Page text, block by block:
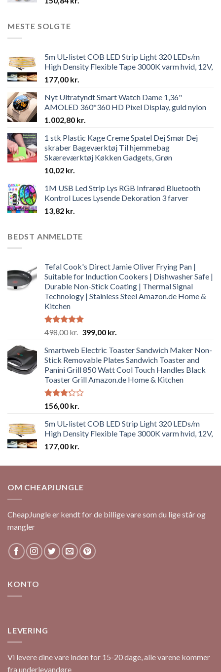
MESTE SOLGTE
5m UL-listet COB LED Strip Light 320 LEDs/m
High Density Flexible Tape 3000K varm hvid, 12V,
177,00 kr.
Nyt Ultratyndt Smart Watch Dame 1,36"
AMOLED 360*360 HD Pixel Display, guld nylon
1.002,80 kr.
1 stk Plastic Kage Creme Spatel Dej Smør Dej
skraber Bageværktøj Til hjemmebag
Skæreværktøj Køkken Gadgets, Grøn
10,02 kr.
1M USB Led Strip Lys RGB Infrarød Bluetooth
Kontrol Luces Lysende Dekoration 3 farver
13,82 kr.
BEDST ANMELDTE
Tefal Cook's Direct Jamie Oliver Frying Pan |
Suitable for Induction Cookers | Dishwasher Safe |
Durable Non-Stick Coating | Thermal Signal
Technology | Stainless Steel Amazon.de Home &
Kitchen
Rated4.92
out of 5
498,00kr. Original
was:
498,00 kr..
399,00 kr.
is:
399,00 kr..
Smartweb Electric Toaster Sandwich Maker Non-
Stick Removable Plates Sandwich Toaster and
Panini Grill 850 Watt Cool Touch Handles Black
Toaster Grill Amazon.de Home & Kitchen
Rated
3.19
out of
5
156,00 kr.
5m UL-listet COB LED Strip Light 320 LEDs/m
High Density Flexible Tape 3000K varm hvid, 12V,
177,00 kr.
OM CHEAPJUNGLE
CheapJungle er kendt for de billige vare som du lige står og
mangler
KONTO
LEVERING
Vi levere dine vare inden for 15-20 dage, alle varene kommer
fra underlevandøre